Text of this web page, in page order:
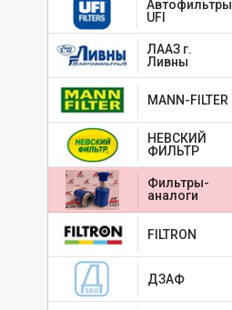
Автофильтры
UFI
ЛААЗ г.
Ливны
MANN-FILTER
НЕВСКИЙ
ФИЛЬТР
Фильтры-
аналоги
FILTRON
ДЗАФ